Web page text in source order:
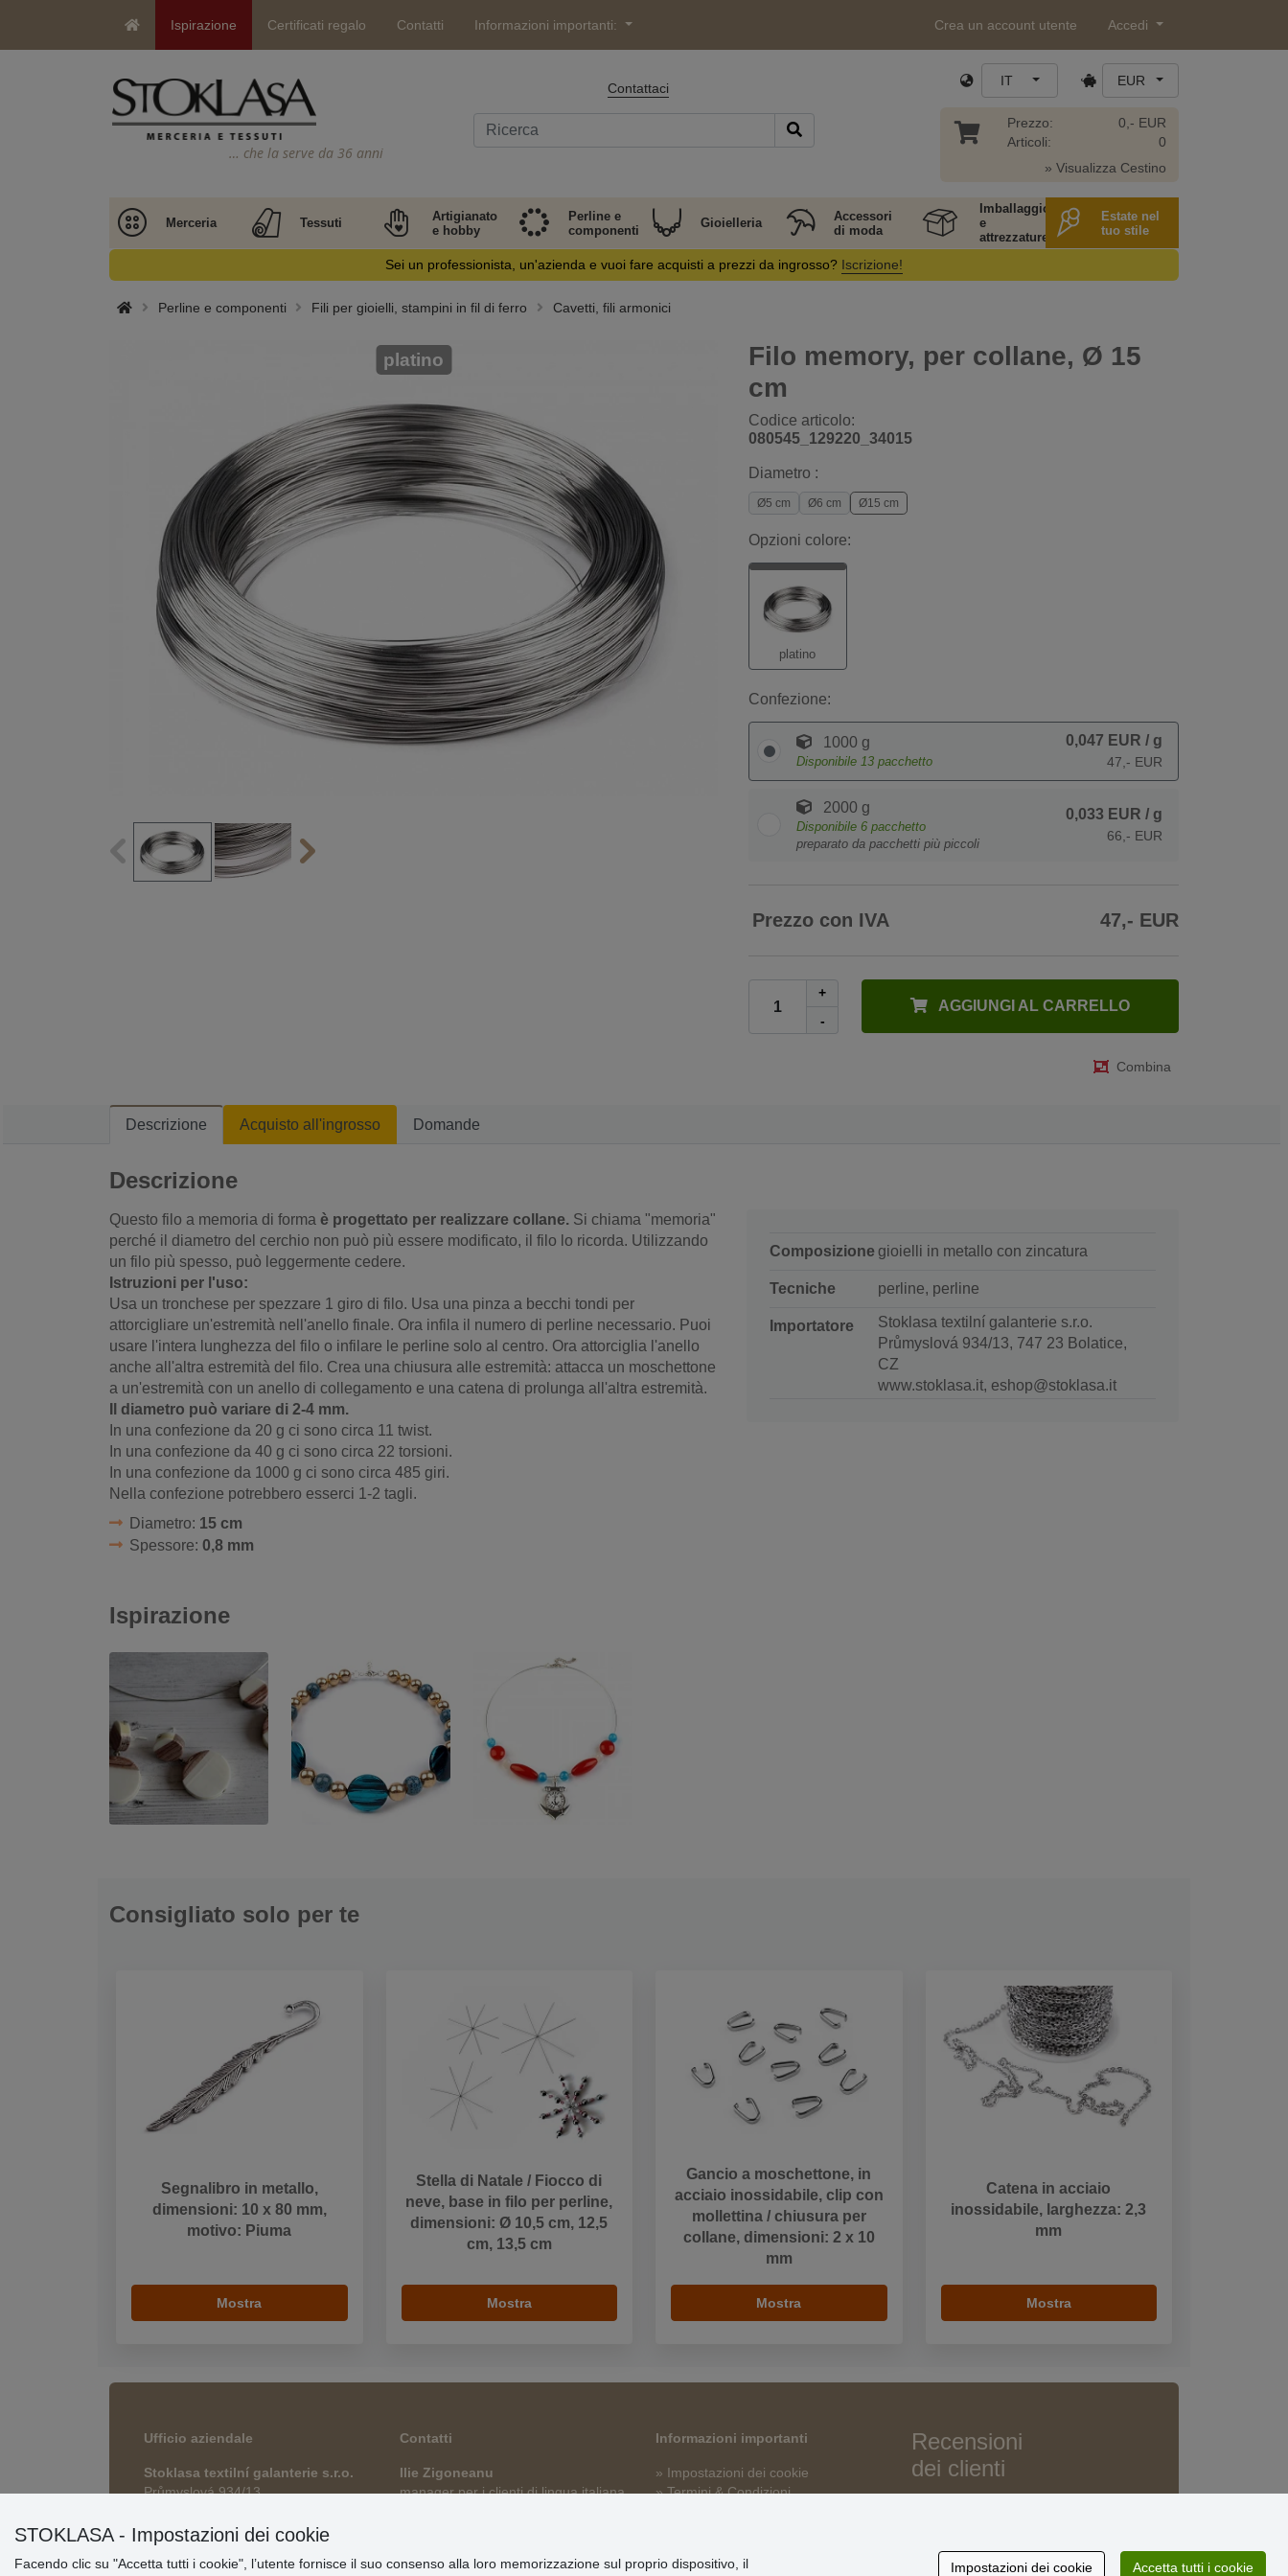
Ispirazione Certificati regalo Contatti Informazioni importanti: Crea un account utente Accedi
… che la serve da 36 anni
Contattaci IT EUR
Prezzo:
Articoli:
0,- EUR
0
» Visualizza Cestino
Merceria Tessuti
Artigianato
e hobby
Perline e
componenti
Gioielleria
Accessori
di moda
Imballaggio
e
attrezzature
Estate nel
tuo stile
Sei un professionista, un'azienda e vuoi fare acquisti a prezzi da ingrosso? Iscrizione!
Perline e componenti Fili per gioielli, stampini in fil di ferro Cavetti, fili armonici
Filo memory, per collane, Ø 15
cm
Codice articolo:
080545_129220_34015
platino
Diametro :
Ø5 cm Ø6 cm Ø15 cm
Opzioni colore:
platino
Confezione:
1000 g
Disponibile 13 pacchetto
0,047 EUR / g
47,- EUR
2000 g
Disponibile 6 pacchetto
preparato da pacchetti più piccoli
0,033 EUR / g
66,- EUR
Prezzo con IVA 47,- EUR
+
-
AGGIUNGI AL CARRELLO
Combina
Descrizione Acquisto all'ingrosso Domande
Descrizione
Questo filo a memoria di forma è progettato per realizzare collane. Si chiama "memoria"
perché il diametro del cerchio non può più essere modificato, il filo lo ricorda. Utilizzando
un filo più spesso, può leggermente cedere.
Istruzioni per l'uso:
Usa un tronchese per spezzare 1 giro di filo. Usa una pinza a becchi tondi per
attorcigliare un'estremità nell'anello finale. Ora infila il numero di perline necessario. Puoi
usare l'intera lunghezza del filo o infilare le perline solo al centro. Ora attorciglia l'anello
anche all'altra estremità del filo. Crea una chiusura alle estremità: attacca un moschettone
a un'estremità con un anello di collegamento e una catena di prolunga all'altra estremità.
Il diametro può variare di 2-4 mm.
In una confezione da 20 g ci sono circa 11 twist.
In una confezione da 40 g ci sono circa 22 torsioni.
In una confezione da 1000 g ci sono circa 485 giri.
Nella confezione potrebbero esserci 1-2 tagli.
Diametro: 15 cm
Spessore: 0,8 mm
Composizione gioielli in metallo con zincatura
Tecniche perline, perline
Importatore
Stoklasa textilní galanterie s.r.o.
Průmyslová 934/13, 747 23 Bolatice,
CZ
www.stoklasa.it, eshop@stoklasa.it
Ispirazione
Consigliato solo per te
Segnalibro in metallo,
dimensioni: 10 x 80 mm,
motivo: Piuma
Mostra
Stella di Natale / Fiocco di
neve, base in filo per perline,
dimensioni: Ø 10,5 cm, 12,5
cm, 13,5 cm
Mostra
Gancio a moschettone, in
acciaio inossidabile, clip con
mollettina / chiusura per
collane, dimensioni: 2 x 10
mm
Mostra
Catena in acciaio
inossidabile, larghezza: 2,3
mm
Mostra
Ufficio aziendale
Stoklasa textilní galanterie s.r.o.
Průmyslová 934/13
Repubblica Ceca
Contatti
Ilie Zigoneanu
manager per i clienti di lingua italiana
Informazioni importanti
» Impostazioni dei cookie
» Termini & Condizioni
» Programma fedeltà
Recensioni
dei clienti
STOKLASA - Impostazioni dei cookie
Facendo clic su "Accetta tutti i cookie", l’utente fornisce il suo consenso alla loro memorizzazione sul proprio dispositivo, il
Impostazioni dei cookie Accetta tutti i cookie